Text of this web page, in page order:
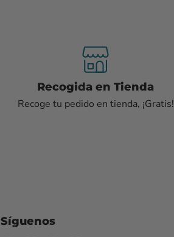
Recogida en Tienda
Recoge tu pedido en tienda, ¡Gratis!
Síguenos